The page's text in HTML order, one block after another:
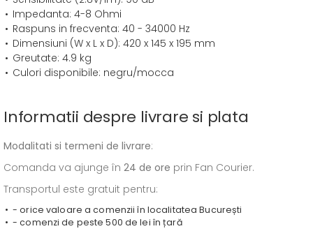
Impedanta: 4-8 Ohmi
Raspuns in frecventa: 40 - 34000 Hz
Dimensiuni (W x L x D): 420 x 145 x 195 mm
Greutate: 4.9 kg
Culori disponibile: negru/mocca
Informatii despre livrare si plata
Modalitati si termeni de livrare:
Comanda va ajunge în 24 de ore prin Fan Courier.
Transportul este gratuit pentru:
- orice valoare a comenzii în localitatea București
- comenzi de peste 500 de lei în țară